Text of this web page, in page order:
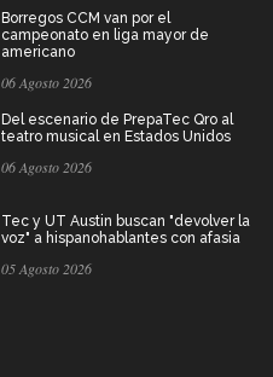
Borregos CCM van por el
campeonato en liga mayor de
americano
06 Agosto 2026
Del escenario de PrepaTec Qro al
teatro musical en Estados Unidos
06 Agosto 2026
Tec y UT Austin buscan "devolver la
voz" a hispanohablantes con afasia
05 Agosto 2026